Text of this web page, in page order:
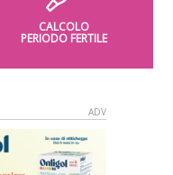
CALCOLO
PERIODO FERTILE